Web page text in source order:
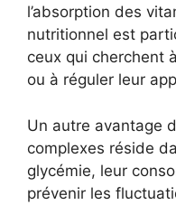
l’absorption des
nutritionnel est
ceux qui cherchent
ou à réguler leur
Un autre avantage
complexes réside
glycémie, leur
prévenir les